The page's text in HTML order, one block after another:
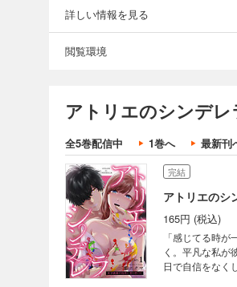
詳しい情報を見る
閲覧環境
アトリエのシンデ
全5巻配信中 1巻へ 最新刊
完結
アトリエのシ
165円 (税込)
「感じてる時
く。平凡な私が彼の手で誰よりも
日で自信をなく